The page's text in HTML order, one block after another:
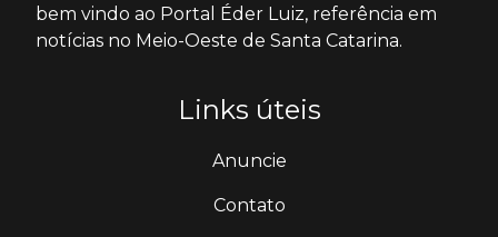
bem vindo ao Portal Éder Luiz, referência em
notícias no Meio-Oeste de Santa Catarina.
Links úteis
Anuncie
Contato